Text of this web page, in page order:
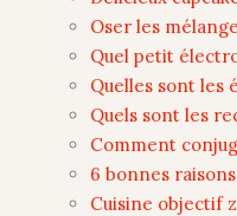
Oser les
Quel petit
Quelles sont les
Quels sont les
Comment
6 bonnes
Cuisine objectif